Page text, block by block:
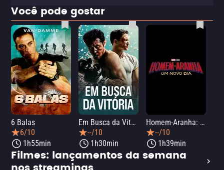
Você pode gostar
6 Balas
6/10
1h55min
Em Busca da Vitória
--/10
1h30min
Homem-Aranha: Um Novo Dia
--/10
1h39min
Filmes: lançamentos da semana